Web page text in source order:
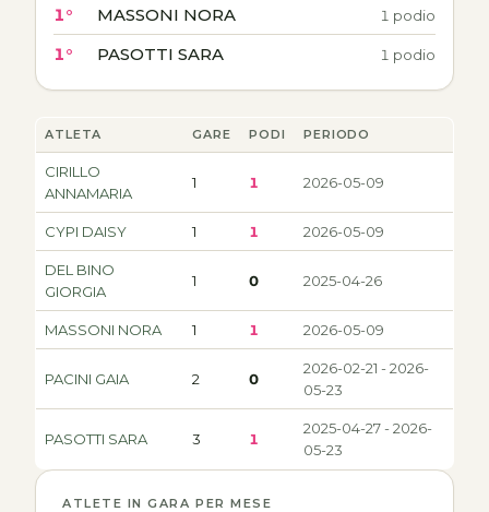
1° MASSONI NORA 1 podio
1° PASOTTI SARA 1 podio
ATLETA GARE PODI PERIODO
CIRILLO
ANNAMARIA
1 1 2026-05-09
CYPI DAISY 1 1 2026-05-09
DEL BINO
GIORGIA
1 0 2025-04-26
MASSONI NORA 1 1 2026-05-09
PACINI GAIA 2 0
2026-02-21 - 2026-
05-23
PASOTTI SARA 3 1
2025-04-27 - 2026-
05-23
ATLETE IN GARA PER MESE